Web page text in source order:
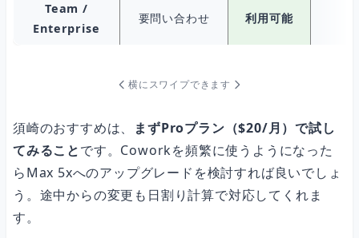
Team /
Enterprise
要問い合わせ 利用可能
横にスワイプできます
須崎のおすすめは、
まずProプラン（$20/月）で試し
てみることです。Coworkを頻繁に使うようになった
らMax 5xへのアップグレードを検討すれば良いでしょ
う。途中からの変更も日割り計算で対応してくれま
す。